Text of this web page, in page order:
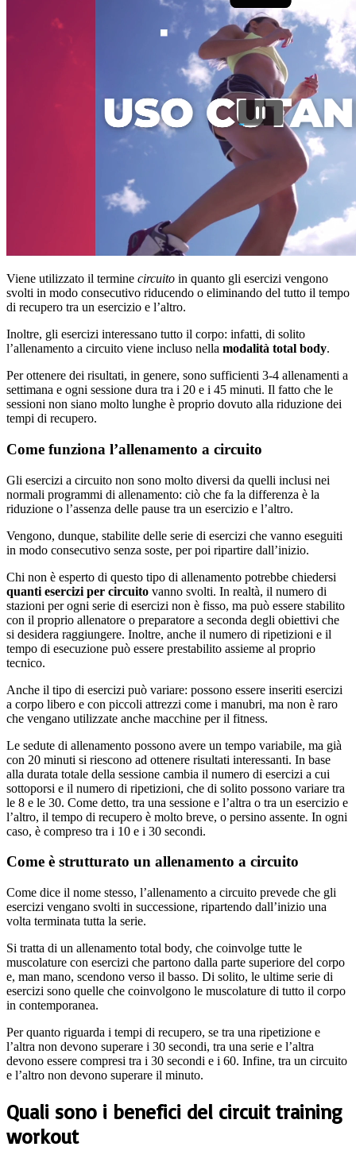
Viene utilizzato il termine circuito in quanto gli esercizi vengono
svolti in modo consecutivo riducendo o eliminando del tutto il tempo
di recupero tra un esercizio e l’altro.
Inoltre, gli esercizi interessano tutto il corpo: infatti, di solito
l’allenamento a circuito viene incluso nella modalità total body.
Per ottenere dei risultati, in genere, sono sufficienti 3-4 allenamenti a
settimana e ogni sessione dura tra i 20 e i 45 minuti. Il fatto che le
sessioni non siano molto lunghe è proprio dovuto alla riduzione dei
tempi di recupero.
Come funziona l’allenamento a circuito
Gli esercizi a circuito non sono molto diversi da quelli inclusi nei
normali programmi di allenamento: ciò che fa la differenza è la
riduzione o l’assenza delle pause tra un esercizio e l’altro.
Vengono, dunque, stabilite delle serie di esercizi che vanno eseguiti
in modo consecutivo senza soste, per poi ripartire dall’inizio.
Chi non è esperto di questo tipo di allenamento potrebbe chiedersi
quanti esercizi per circuito vanno svolti. In realtà, il numero di
stazioni per ogni serie di esercizi non è fisso, ma può essere stabilito
con il proprio allenatore o preparatore a seconda degli obiettivi che
si desidera raggiungere. Inoltre, anche il numero di ripetizioni e il
tempo di esecuzione può essere prestabilito assieme al proprio
tecnico.
Anche il tipo di esercizi può variare: possono essere inseriti esercizi
a corpo libero e con piccoli attrezzi come i manubri, ma non è raro
che vengano utilizzate anche macchine per il fitness.
Le sedute di allenamento possono avere un tempo variabile, ma già
con 20 minuti si riescono ad ottenere risultati interessanti. In base
alla durata totale della sessione cambia il numero di esercizi a cui
sottoporsi e il numero di ripetizioni, che di solito possono variare tra
le 8 e le 30. Come detto, tra una sessione e l’altra o tra un esercizio e
l’altro, il tempo di recupero è molto breve, o persino assente. In ogni
caso, è compreso tra i 10 e i 30 secondi.
Come è strutturato un allenamento a circuito
Come dice il nome stesso, l’allenamento a circuito prevede che gli
esercizi vengano svolti in successione, ripartendo dall’inizio una
volta terminata tutta la serie.
Si tratta di un allenamento total body, che coinvolge tutte le
muscolature con esercizi che partono dalla parte superiore del corpo
e, man mano, scendono verso il basso. Di solito, le ultime serie di
esercizi sono quelle che coinvolgono le muscolature di tutto il corpo
in contemporanea.
Per quanto riguarda i tempi di recupero, se tra una ripetizione e
l’altra non devono superare i 30 secondi, tra una serie e l’altra
devono essere compresi tra i 30 secondi e i 60. Infine, tra un circuito
e l’altro non devono superare il minuto.
Quali sono i benefici del circuit training
workout